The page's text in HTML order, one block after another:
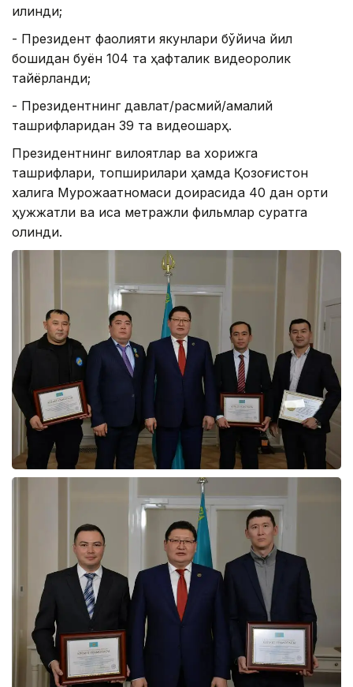
қилинди;
- Президент фаолияти якунлари бўйича йил
бошидан буён 104 та ҳафталик видеоролик
тайёрланди;
- Президентнинг давлат/расмий/амалий
ташрифларидан 39 та видеошарҳ.
Президентнинг вилоятлар ва хорижга
ташрифлари, топшириқлари ҳамда Қозоғистон
халқига Мурожаатномаси доирасида 40 дан ортиқ
ҳужжатли ва қисқа метражли фильмлар суратга
олинди.